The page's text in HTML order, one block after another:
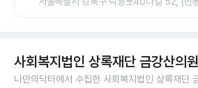
사회복지법인 상록재단 금강산의원
나만의닥터에서 수집한 사회복지법인 상록재단